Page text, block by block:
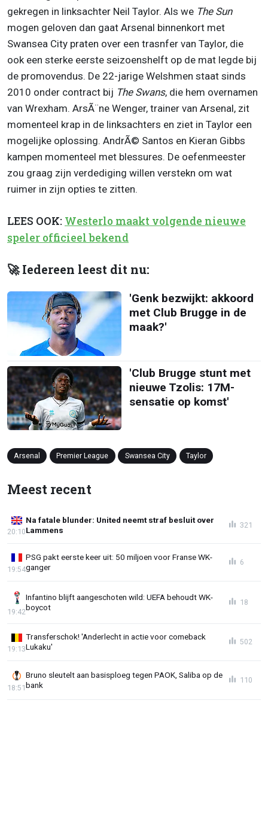
gekregen in linksachter Neil Taylor. Als we The Sun
mogen geloven dan gaat Arsenal binnenkort met
Swansea City praten over een trasnfer van Taylor, die
ook een sterke eerste seizoenshelft op de mat legde bij
de promovendus. De 22-jarige Welshmen staat sinds
2010 onder contract bij The Swans, die hem overnamen
van Wrexham. ArsÃ¨ne Wenger, trainer van Arsenal, zit
momenteel krap in de linksachters en ziet in Taylor een
mogelijke oplossing. AndrÃ© Santos en Kieran Gibbs
kampen momenteel met blessures. De oefenmeester
zou graag zijn verdediging willen verstekn om wat
ruimer in zijn opties te zitten.
LEES OOK: Westerlo maakt volgende nieuwe
speler officieel bekend
🚀 Iedereen leest dit nu:
'Genk bezwijkt: akkoord
met Club Brugge in de
maak?'
'Club Brugge stunt met
nieuwe Tzolis: 17M-
sensatie op komst'
Arsenal Premier League Swansea City Taylor
Meest recent
Na fatale blunder: United neemt straf besluit over
Lammens
20:10
321
PSG pakt eerste keer uit: 50 miljoen voor Franse WK-
ganger
19:54
6
Infantino blijft aangeschoten wild: UEFA behoudt WK-
boycot
19:42
18
Transferschok! 'Anderlecht in actie voor comeback
Lukaku'
19:13
502
Bruno sleutelt aan basisploeg tegen PAOK, Saliba op de
bank
18:51
110